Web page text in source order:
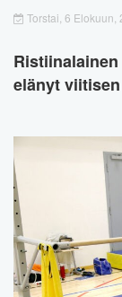
Torstai, 6 Elokuun,
elänyt